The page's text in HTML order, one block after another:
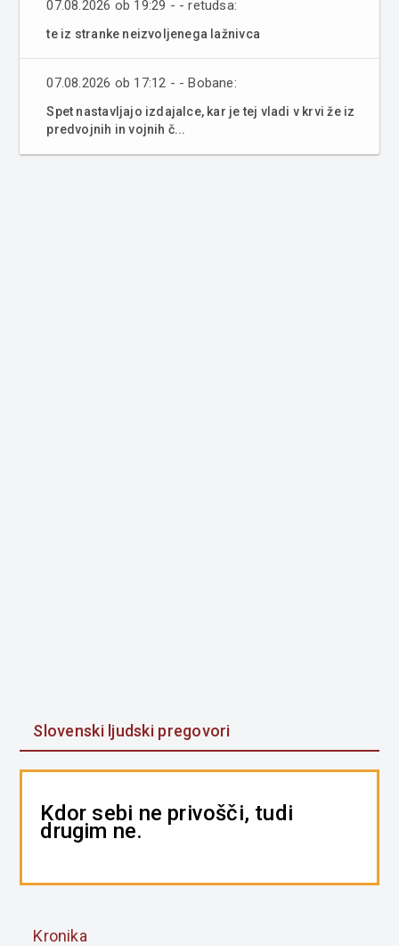
07.08.2026 ob 19:29 - - retudsa:
te iz stranke neizvoljenega lažnivca
07.08.2026 ob 17:12 - - Bobane:
Spet nastavljajo izdajalce, kar je tej vladi v krvi že iz
predvojnih in vojnih č...
Slovenski ljudski pregovori
Kdor sebi ne privošči, tudi
drugim ne.
Kronika